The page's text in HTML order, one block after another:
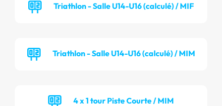
Triathlon - Salle U14-U16 (calculé) / MIF
Triathlon - Salle U14-U16 (calculé) / MIM
4 x 1 tour Piste Courte / MIM